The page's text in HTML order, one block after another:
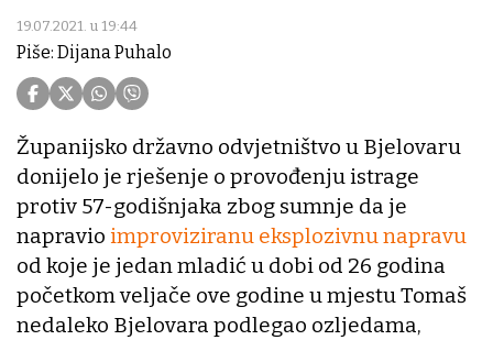
19.07.2021. u 19:44
Piše: Dijana Puhalo
Županijsko državno odvjetništvo u Bjelovaru
donijelo je rješenje o provođenju istrage
protiv 57-godišnjaka zbog sumnje da je
napravio improviziranu eksplozivnu napravu
od koje je jedan mladić u dobi od 26 godina
početkom veljače ove godine u mjestu Tomaš
nedaleko Bjelovara podlegao ozljedama,